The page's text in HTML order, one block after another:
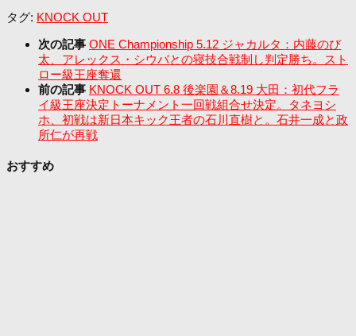
タグ: KNOCK OUT
次の記事 ONE Championship 5.12 ジャカルタ：内藤のび
太、アレックス・シウバとの寝技合戦制し判定勝ち。スト
ロー級王座奪還
前の記事 KNOCK OUT 6.8 後楽園＆8.19 大田：初代フラ
イ級王座決定トーナメント一回戦組合せ決定。タネヨシ
ホ、初戦は新日本キック王者の石川直樹と。石井一成と政
所仁が再戦
おすすめ